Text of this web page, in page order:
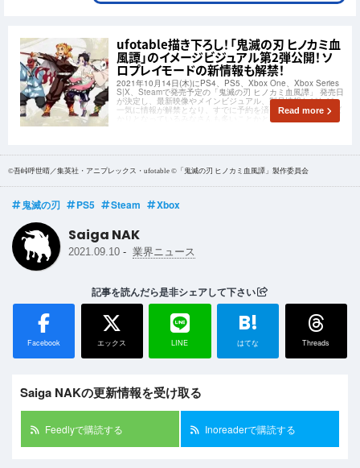
ufotable描き下ろし！「鬼滅の刃 ヒノカミ血
風譚」のイメージビジュアル第2弾公開！ソ
ロプレイモードの新情報も解禁！
2021年10月14日(木)にPS4、PS5、Xbox One、Xbox Series
S|X、Steamで発売予定の「鬼滅の刃 ヒノカミ血風譚」 発売日
が決定し、最新映像やメインビジュアル、製品情報などなど、
一気に情報が解禁となり、すでに予約を済ませて発売を待つば
かりとなっているみなさんも多いことかと思います。
Read more
©吾峠呼世晴／集英社・アニプレックス・ufotable ©「鬼滅の刃 ヒノカミ血風譚」製作委員会
鬼滅の刃 PS5 Steam Xbox
Saiga NAK
2021.09.10 - 業界ニュース
記事を読んだら是非シェアして下さい
Facebook エックス LINE
B!
はてな Threads
Saiga NAKの更新情報を受け取る
Feedlyで購読する Inoreaderで購読する